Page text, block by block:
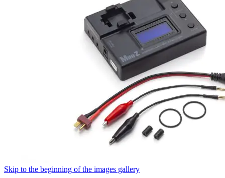
Skip to the beginning of the images gallery